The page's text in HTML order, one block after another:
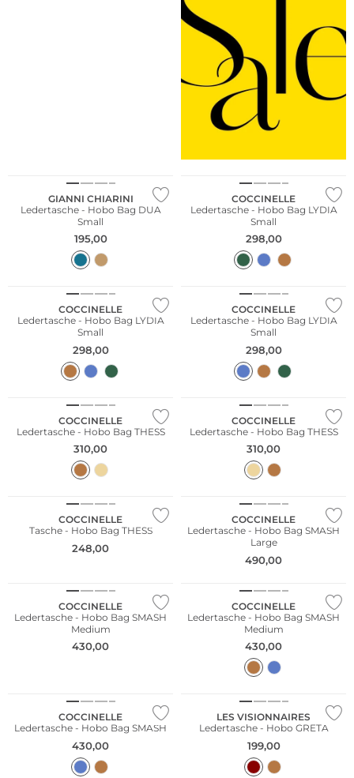
GIANNI CHIARINI
Ledertasche - Hobo Bag DUA
Small
195,00
NEU
COCCINELLE
Ledertasche - Hobo Bag LYDIA
Small
298,00
COCCINELLE
Ledertasche - Hobo Bag LYDIA
Small
298,00
COCCINELLE
Ledertasche - Hobo Bag LYDIA
Small
298,00
COCCINELLE
Ledertasche - Hobo Bag THESS
310,00
COCCINELLE
Ledertasche - Hobo Bag THESS
310,00
COCCINELLE
Tasche - Hobo Bag THESS
248,00
COCCINELLE
Ledertasche - Hobo Bag SMASH
Large
490,00
COCCINELLE
Ledertasche - Hobo Bag SMASH
Medium
430,00
COCCINELLE
Ledertasche - Hobo Bag SMASH
Medium
430,00
COCCINELLE
Ledertasche - Hobo Bag SMASH
430,00
LES VISIONNAIRES
Ledertasche - Hobo GRETA
199,00